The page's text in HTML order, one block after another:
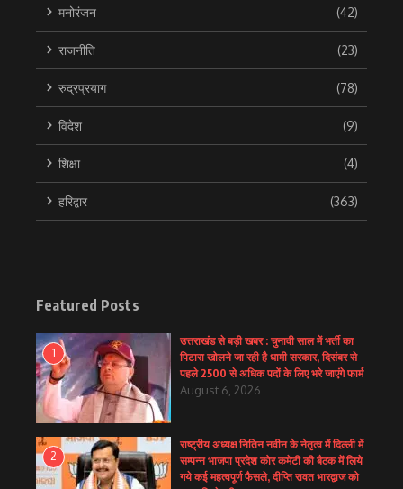
मनोरंजन (42)
राजनीति (23)
रुद्रप्रयाग (78)
विदेश (9)
शिक्षा (4)
हरिद्वार (363)
Featured Posts
1
उत्तराखंड से बड़ी खबर : चुनावी साल में भर्ती का
पिटारा खोलने जा रही है धामी सरकार, दिसंबर से
पहले 2500 से अधिक पदों के लिए भरे जाएंगे फार्म
August 6, 2026
2
राष्ट्रीय अध्यक्ष नितिन नवीन के नेतृत्व में दिल्ली में
सम्पन्न भाजपा प्रदेश कोर कमेटी की बैठक में लिये
गये कई महत्वपूर्ण फैसले, दीप्ति रावत भारद्वाज को